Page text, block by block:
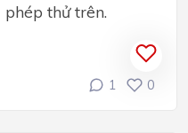
thử trên.
1 0